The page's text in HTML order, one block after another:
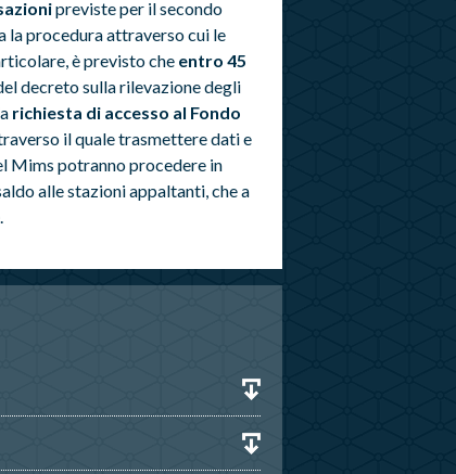
previste per il secondo
la procedura attraverso cui le
è previsto cheentro 45
decreto sulla rilevazione degli
richiesta di accesso al Fondo
il quale trasmettere dati e
Mims potranno procedere in
alle stazioni appaltanti, che a